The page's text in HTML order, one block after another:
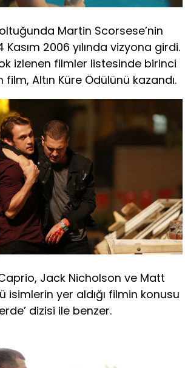
Martin Scorsese’nin
2006 yılında vizyona girdi.
izlenen filmler listesinde birinci
film, Altın Küre Ödülünü kazandı.
Jack Nicholson ve Matt
isimlerin yer aldığı filmin konusu
dizisi ile benzer.